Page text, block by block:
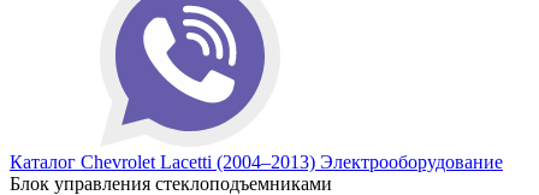
Каталог Chevrolet Lacetti (2004–2013) Электрооборудование
Блок управления стеклоподъемниками